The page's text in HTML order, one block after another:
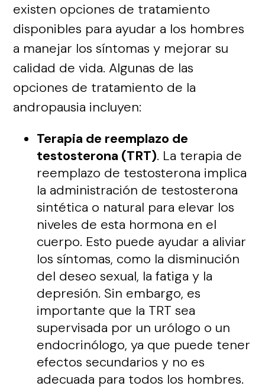
existen opciones de tratamiento
disponibles para ayudar a los hombres
a manejar los síntomas y mejorar su
calidad de vida. Algunas de las
opciones de tratamiento de la
andropausia incluyen:
Terapia de reemplazo de
testosterona (TRT). La terapia de
reemplazo de testosterona implica
la administración de testosterona
sintética o natural para elevar los
niveles de esta hormona en el
cuerpo. Esto puede ayudar a aliviar
los síntomas, como la disminución
del deseo sexual, la fatiga y la
depresión. Sin embargo, es
importante que la TRT sea
supervisada por un urólogo o un
endocrinólogo, ya que puede tener
efectos secundarios y no es
adecuada para todos los hombres.